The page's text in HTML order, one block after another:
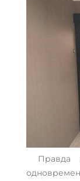
Правда